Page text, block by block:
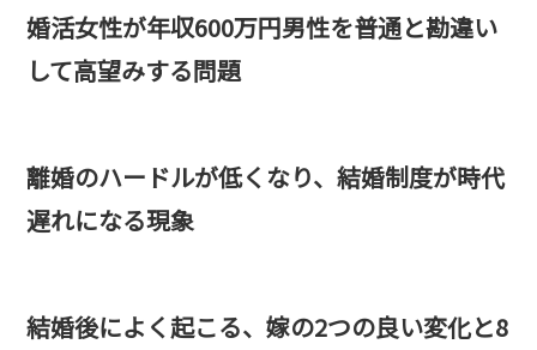
婚活女性が年収600万円男性を普通と勘違い
して高望みする問題
離婚のハードルが低くなり、結婚制度が時代
遅れになる現象
結婚後によく起こる、嫁の2つの良い変化と8